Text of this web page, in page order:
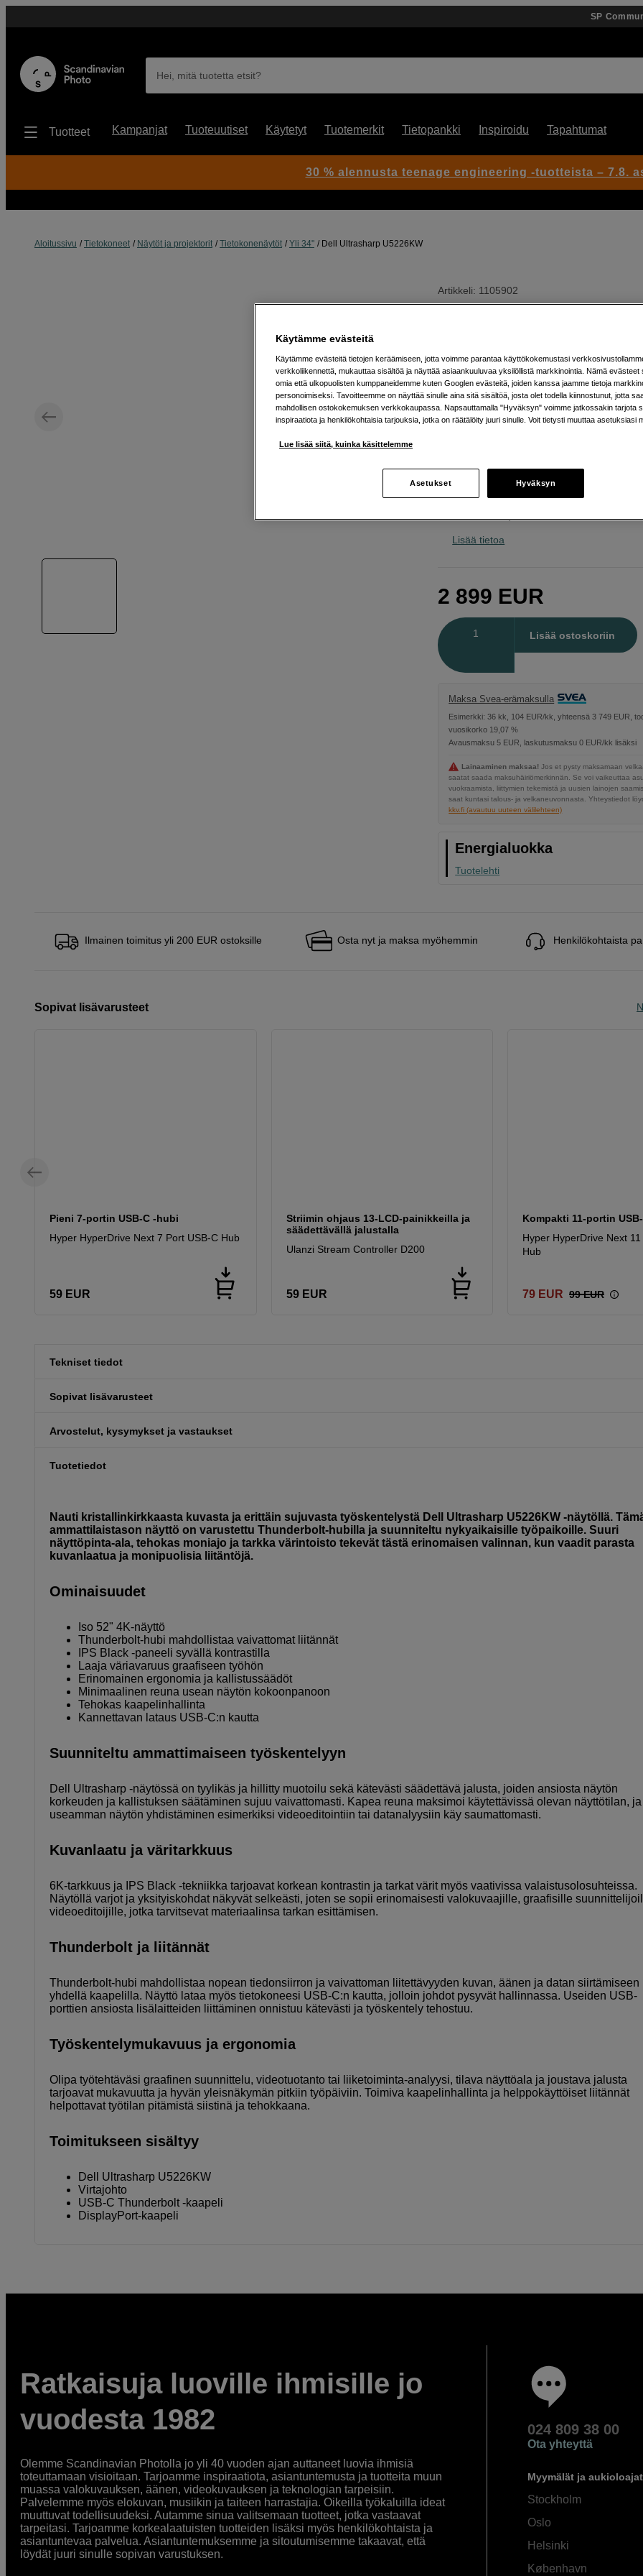
SP
Hei, mitä tuotetta etsit?
Tuotteet Kampanjat Tuoteuutiset Käytetyt Tuotemerkit Tietopankki Inspiroidu Tapahtumat
Aloitussivu Tietokoneet Näytöt ja projektorit Tietokonenäytöt Yli 34" Dell Ultrasharp U5226KW
Artikkeli: 1105902
Dell Ultrasharp U5226KW
Verkkokauppa:Arvioitu toimitusaika
arkipäivää tilauksesta
52" 6K IPS Black -paneeli (6144 ×
99% DCI-P3 ja 100% sRGB
Lisää tietoa
2 899 EUR
Lisää ostoskoriin
Maksa Svea-erämaksulla
Esimerkki: 36 kk, 104 EUR/kk, yhteensä 3 749 EUR,
vuosikorko 19,07 %
Avausmaksu 5 EUR, laskutusmaksu 0 EUR/kk lisäksi
Lainaaminen maksaa! Jos et pysty maksamaan
saatat saada maksuhäiriömerkinnän. Se voi vaikeuttaa
vuokraamista, liittymien tekemistä ja uusien lainojen
saat kuntasi talous- ja velkaneuvonnasta. Yhteystiedot
kkv.fi (avautuu uuteen välilehteen)
Energialuokka
Tuotelehti
Ilmainen toimitus yli 200 EUR ostoksille Osta nyt ja maksa myöhemmin Henkilökohtaista
Sopivat lisävarusteet
Pieni 7-portin USB-C -hubi
Hyper HyperDrive Next 7 Port USB-C Hub
59 EUR
Striimin ohjaus 13-LCD-painikkeilla ja
säädettävällä jalustalla
Ulanzi Stream Controller D200
59 EUR
Kompakti 11-portin
Hyper HyperDrive Next 11
Hub
79 EUR 99 EUR
Tekniset tiedot
Sopivat lisävarusteet
Arvostelut, kysymykset ja vastaukset
Tuotetiedot
Nauti kristallinkirkkaasta kuvasta ja erittäin sujuvasta työskentelystä Dell Ultrasharp U5226KW -näytöllä.
ammattilaistason näyttö on varustettu Thunderbolt-hubilla ja suunniteltu nykyaikaisille työpaikoille. Suuri
näyttöpinta-ala, tehokas moniajo ja tarkka värintoisto tekevät tästä erinomaisen valinnan, kun vaadit parasta
kuvanlaatua ja monipuolisia liitäntöjä.
Ominaisuudet
Iso 52" 4K-näyttö
Thunderbolt-hubi mahdollistaa vaivattomat liitännät
IPS Black -paneeli syvällä kontrastilla
Laaja väriavaruus graafiseen työhön
Erinomainen ergonomia ja kallistussäädöt
Minimaalinen reuna usean näytön kokoonpanoon
Tehokas kaapelinhallinta
Kannettavan lataus USB-C:n kautta
Suunniteltu ammattimaiseen työskentelyyn
Dell Ultrasharp -näytössä on tyylikäs ja hillitty muotoilu sekä kätevästi säädettävä jalusta, joiden ansiosta näytön
korkeuden ja kallistuksen säätäminen sujuu vaivattomasti. Kapea reuna maksimoi käytettävissä olevan näyttötilan, ja
useamman näytön yhdistäminen esimerkiksi videoeditointiin tai datanalyysiin käy saumattomasti.
Kuvanlaatu ja väritarkkuus
6K-tarkkuus ja IPS Black -tekniikka tarjoavat korkean kontrastin ja tarkat värit myös vaativissa valaistusolosuhteissa.
Näytöllä varjot ja yksityiskohdat näkyvät selkeästi, joten se sopii erinomaisesti valokuvaajille, graafisille
videoeditoijille, jotka tarvitsevat materiaalinsa tarkan esittämisen.
Thunderbolt ja liitännät
Thunderbolt-hubi mahdollistaa nopean tiedonsiirron ja vaivattoman liitettävyyden kuvan, äänen ja datan siirtämiseen
yhdellä kaapelilla. Näyttö lataa myös tietokoneesi USB-C:n kautta, jolloin johdot pysyvät hallinnassa. Useiden USB-
porttien ansiosta lisälaitteiden liittäminen onnistuu kätevästi ja työskentely tehostuu.
Työskentelymukavuus ja ergonomia
Olipa työtehtäväsi graafinen suunnittelu, videotuotanto tai liiketoiminta-analyysi, tilava näyttöala ja joustava jalusta
tarjoavat mukavuutta ja hyvän yleisnäkymän pitkiin työpäiviin. Toimiva kaapelinhallinta ja helppokäyttöiset liitännät
helpottavat työtilan pitämistä siistinä ja tehokkaana.
Toimitukseen sisältyy
Dell Ultrasharp U5226KW
Virtajohto
USB-C Thunderbolt -kaapeli
DisplayPort-kaapeli
Ratkaisuja luoville ihmisille jo
vuodesta 1982
Olemme Scandinavian Photolla jo yli 40 vuoden ajan auttaneet luovia ihmisiä
toteuttamaan visioitaan. Tarjoamme inspiraatiota, asiantuntemusta ja tuotteita muun
muassa valokuvauksen, äänen, videokuvauksen ja teknologian tarpeisiin.
Palvelemme myös elokuvan, musiikin ja taiteen harrastajia. Oikeilla työkaluilla ideat
muuttuvat todellisuudeksi. Autamme sinua valitsemaan tuotteet, jotka vastaavat
tarpeitasi. Tarjoamme korkealaatuisten tuotteiden lisäksi myös henkilökohtaista ja
asiantuntevaa palvelua. Asiantuntemuksemme ja sitoutumisemme takaavat, että
löydät juuri sinulle sopivan varustuksen.
024 809 38 00
Ota yhteyttä
Myymälät ja aukioloajat
Stockholm
Oslo
Helsinki
København
30 % alennusta teenage engineering -tuotteista – 7.8.
Käytämme evästeitä
Käytämme evästeitä tietojen keräämiseen, jotta voimme parantaa käyttökokemustasi
verkkoliikennettä, mukauttaa sisältöä ja näyttää asiaankuuluvaa yksilöllistä markkinointia. Nämä evästeet
omia että ulkopuolisten kumppaneidemme kuten Googlen evästeitä, joiden kanssa jaamme tietoja
personoimiseksi. Tavoitteemme on näyttää sinulle aina sitä sisältöä, josta olet todella kiinnostunut, jotta
mahdollisen ostokokemuksen verkkokaupassa. Napsauttamalla "Hyväksyn" voimme jatkossakin tarjota
inspiraatiota ja henkilökohtaisia tarjouksia, jotka on räätälöity juuri sinulle. Voit tietysti muuttaa asetuksiasi
Lue lisää siitä, kuinka käsittelemme
Asetukset Hyväksyn